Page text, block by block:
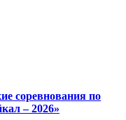
соревнования по
– 2026»